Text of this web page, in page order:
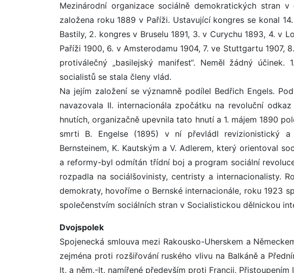
Mezinárodní organizace sociálně demokratických stran
založena roku 1889 v Paříži. Ustavující kongres se konal
Bastily, 2. kongres v Bruselu 1891, 3. v Curychu 1893, 4. v
Paříži 1900, 6. v Amsterodamu 1904, 7. ve Stuttgartu 1907,
protiválečný „basilejský manifest“. Neměl žádný
socialistů se stala členy vlád.
Na jejím založení se významně podílel Bedřich Engels.
navazovala II. internacionála zpočátku na revoluční
hnutích, organizačně upevnila tato hnutí a 1. májem 1890
smrti B. Engelse (1895) v ní převládl revizionistický a
Bernsteinem, K. Kautským a V. Adlerem, který orientoval
a reformy-byl odmítán třídní boj a program sociální
rozpadla na sociálšovinisty, centristy a internacionalisty.
demokraty, hovoříme o Bernské internacionále, roku 1923
společenstvím sociálních stran v Socialistickou dělnickou
Dvojspolek
Spojenecká smlouva mezi Rakousko-Uherskem a
zejména proti rozšiřování ruského vlivu na Balkáně a
It. a něm.-It. namířené především proti Francii.